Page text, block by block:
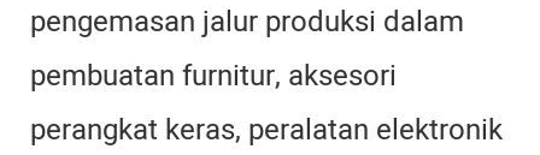
pengemasan jalur produksi dalam
pembuatan furnitur, aksesori
perangkat keras, peralatan elektronik